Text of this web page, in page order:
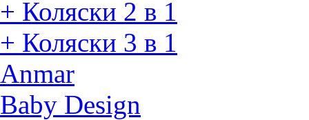
+ Коляски 2 в 1
+ Коляски 3 в 1
Anmar
Baby Design